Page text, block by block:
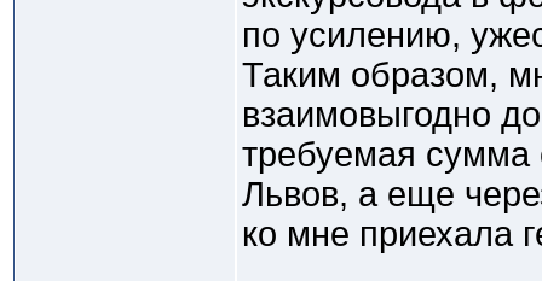
по усилению,
Таким образом,
взаимовыгодно
требуемая сумма
Львов, а еще
ко мне приехала